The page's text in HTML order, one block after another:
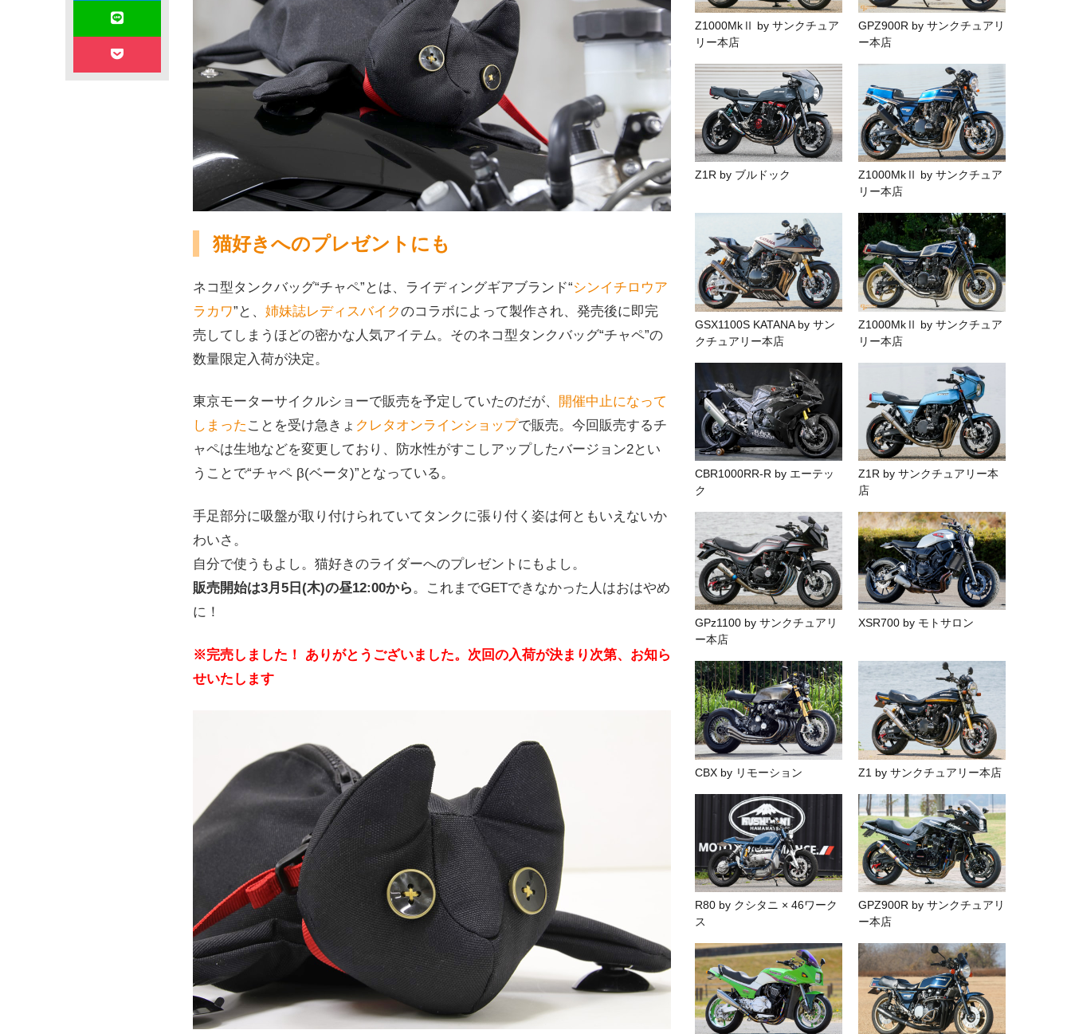
猫好きへのプレゼントにも
ネコ型タンクバッグ“チャペ”とは、ライディングギアブランド“シンイチロウア
ラカワ”と、 姉妹誌レディスバイクのコラボによって製作され、発売後に即完
売してしまうほどの密かな人気アイテム。そのネコ型タンクバッグ“チャペ”の
数量限定入荷が決定。
東京モーターサイクルショーで販売を予定していたのだが、
開催中止になって
しまった ことを受け急きょ クレタオンラインショップで販売。今回販売するチ
ャペは生地などを変更しており、防水性がすこしアップしたバージョン2とい
うことで“チャペ β(ベータ)”となっている。
手足部分に吸盤が取り付けられていてタンクに張り付く姿は何ともいえないか
わいさ。
自分で使うもよし。猫好きのライダーへのプレゼントにもよし。
販売開始は3月5日(木)の昼12:00から。これまでGETできなかった人はおはやめ
に！
※完売しました！ ありがとうございました。次回の入荷が決まり次第、お知ら
せいたします
Z1000MkⅡ by サンクチュア
リー本店
GPZ900R by サンクチュアリ
ー本店
Z1R by ブルドック
Z1000MkⅡ by サンクチュア
リー本店
GSX1100S KATANA by サン
クチュアリー本店
Z1000MkⅡ by サンクチュア
リー本店
CBR1000RR-R by エーテッ
ク
Z1R by サンクチュアリー本
店
GPz1100 by サンクチュアリ
ー本店
XSR700 by モトサロン
CBX by リモーション Z1 by サンクチュアリー本店
R80 by クシタニ × 46ワーク
ス
GPZ900R by サンクチュアリ
ー本店